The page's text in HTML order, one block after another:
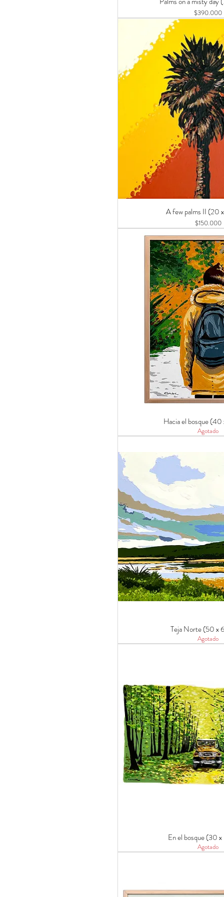
Precio
$390.000
A few palms II (20
Precio
$150.000
Hacia el bosque
Agotado
Teja Norte (50 x
Agotado
En el bosque (30
Agotado